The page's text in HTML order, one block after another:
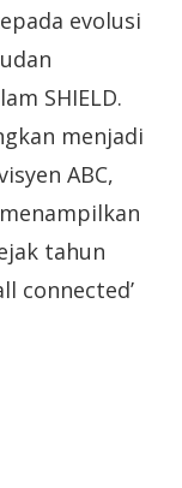
evolusi
SHIELD.
menjadi
ABC,
tahun
connected’